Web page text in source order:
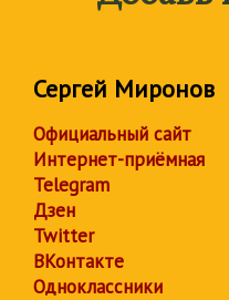
Сергей Миронов
Официальный сайт
Интернет-приёмная
Telegram
Дзен
Twitter
ВКонтакте
Одноклассники